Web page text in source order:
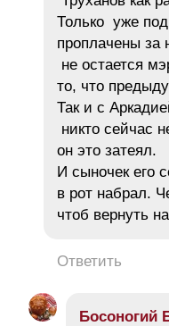
Только уже
проплачены за
не остается
то, что
Так и с
никто сейчас
он это затеял.
И сыночек его
в рот набрал.
чтоб вернуть
Ответить
Босоногий